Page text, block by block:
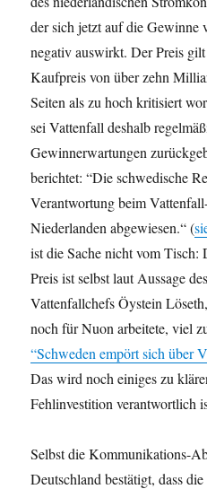
der sich jetzt auf die Gewinne
negativ auswirkt. Der Preis
Kaufpreis von über zehn
Seiten als zu hoch kritisiert
sei Vattenfall deshalb
Gewinnerwartungen
berichtet: “Die schwedische
Verantwortung beim
Niederlanden abgewiesen.“ (
ist die Sache nicht vom
Preis ist selbst laut Aussage
Vattenfallchefs Öystein
noch für Nuon arbeitete, viel
“Schweden empört sich über
Das wird noch einiges zu
Fehlinvestition verantwortlich
Selbst die Kommunikations-
Deutschland bestätigt, dass